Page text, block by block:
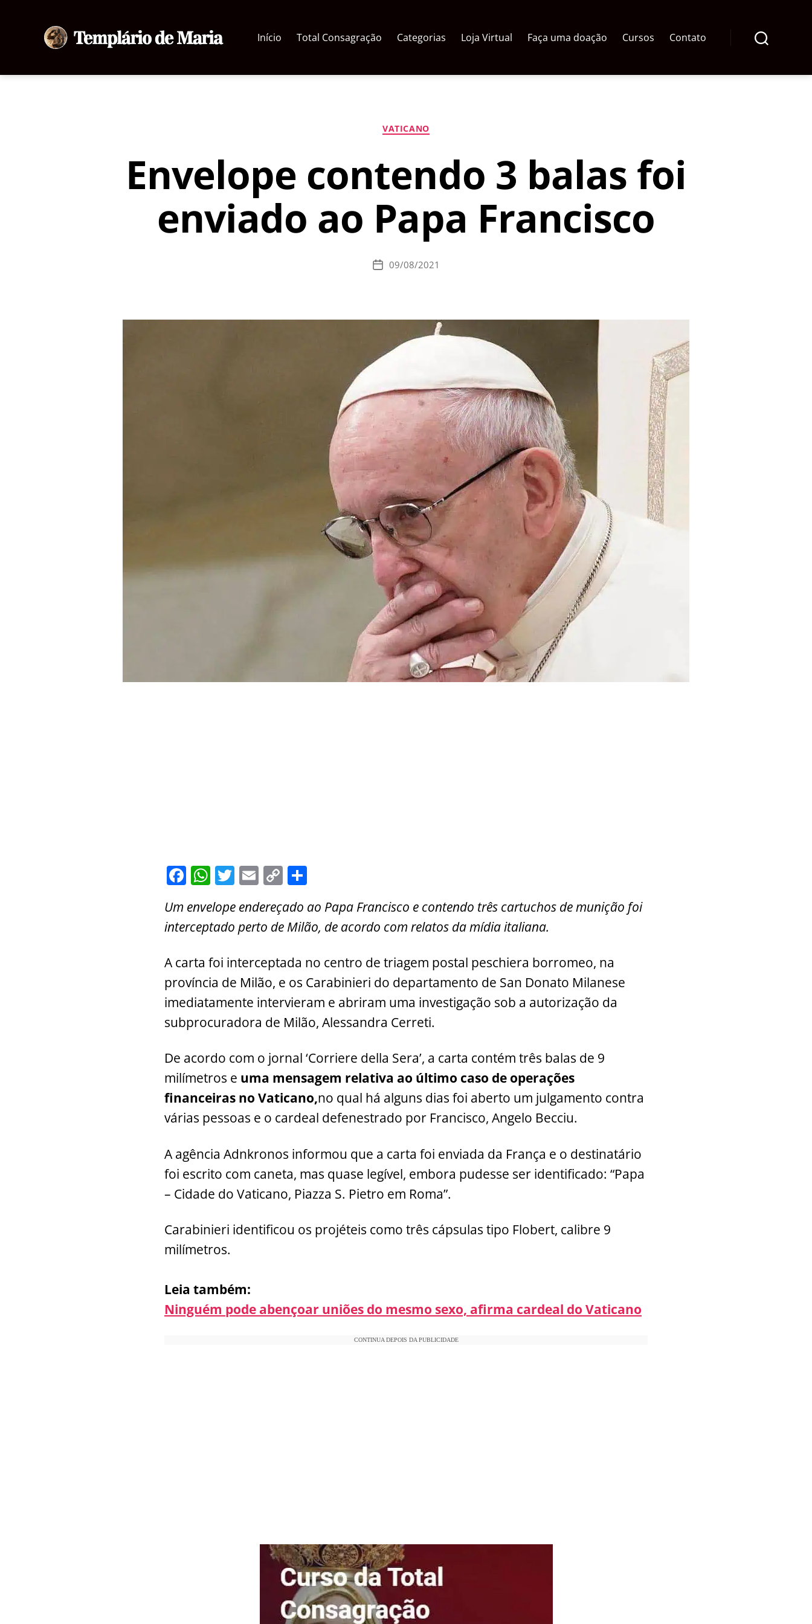
de
Início Total Consagração Categorias Loja Virtual Faça uma doação Cursos Contato
Categorias
VATICANO
Envelope contendo 3 balas foi
enviado ao Papa Francisco
Data09/08/2021
F
c
e
b
o
o
k
W
at
s
A
p
p
T
itt
er
E
ai
l
C
p
y
Li
n
k
ar
e
Um envelope endereçado ao Papa Francisco e contendo três cartuchos de munição foi
interceptado perto de Milão, de acordo com relatos da mídia italiana.
A carta foi interceptada no centro de triagem postal peschiera borromeo, na
província de Milão, e os Carabinieri do departamento de San Donato Milanese
imediatamente intervieram e abriram uma investigação sob a autorização da
subprocuradora de Milão, Alessandra Cerreti.
De acordo com o jornal ‘Corriere della Sera’, a carta contém três balas de 9
milímetros e uma mensagem relativa ao último caso de operações
financeiras no Vaticano,no qual há alguns dias foi aberto um julgamento contra
várias pessoas e o cardeal defenestrado por Francisco, Angelo Becciu.
A agência Adnkronos informou que a carta foi enviada da França e o destinatário
foi escrito com caneta, mas quase legível, embora pudesse ser identificado: “Papa
– Cidade do Vaticano, Piazza S. Pietro em Roma”.
Carabinieri identificou os projéteis como três cápsulas tipo Flobert, calibre 9
milímetros.
Leia também:
Ninguém pode abençoar uniões do mesmo sexo, afirma cardeal do Vaticano
CONTINUA DEPOIS DA PUBLICIDADE